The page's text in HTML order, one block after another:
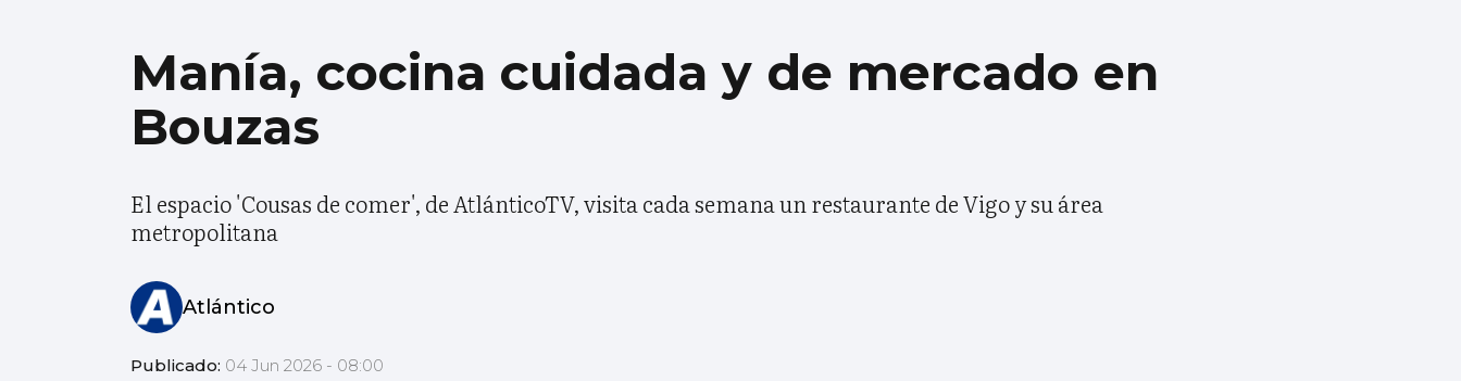
Manía, cocina cuidada y de mercado en
Bouzas
El espacio 'Cousas de comer', de AtlánticoTV, visita cada semana un restaurante de Vigo y su área
metropolitana
Atlántico
Publicado: 04 Jun 2026 - 08:00